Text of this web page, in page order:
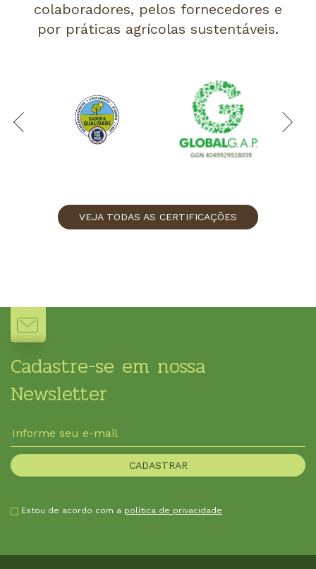
colaboradores, pelos fornecedores e
por práticas agrícolas sustentáveis.
VEJA TODAS AS CERTIFICAÇÕES
Cadastre-se em nossa
Newsletter
Estou de acordo com a política de privacidade